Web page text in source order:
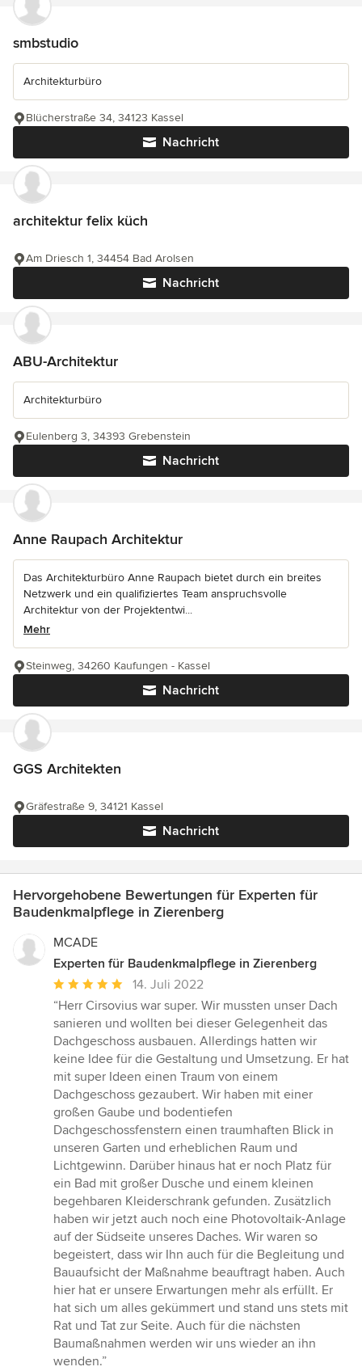
smbstudio
Architekturbüro
Nachricht
Blücherstraße 34, 34123 Kassel
architektur felix küch
Nachricht
Am Driesch 1, 34454 Bad Arolsen
ABU-Architektur
Architekturbüro
Nachricht
Eulenberg 3, 34393 Grebenstein
Anne Raupach Architektur
Das Architekturbüro Anne Raupach bietet durch ein breites
Netzwerk und ein qualifiziertes Team anspruchsvolle
Architektur von der Projektentwi...
Mehr
Nachricht
Steinweg, 34260 Kaufungen - Kassel
GGS Architekten
Nachricht
Gräfestraße 9, 34121 Kassel
Hervorgehobene Bewertungen für Experten für
Baudenkmalpflege in Zierenberg
MCADE
Experten für Baudenkmalpflege in Zierenberg
Durchschnittliche
Bewertung:
5
von
5
Sternen
14. Juli 2022
“Herr Cirsovius war super. Wir mussten unser Dach
sanieren und wollten bei dieser Gelegenheit das
Dachgeschoss ausbauen. Allerdings hatten wir
keine Idee für die Gestaltung und Umsetzung. Er hat
mit super Ideen einen Traum von einem
Dachgeschoss gezaubert. Wir haben mit einer
großen Gaube und bodentiefen
Dachgeschossfenstern einen traumhaften Blick in
unseren Garten und erheblichen Raum und
Lichtgewinn. Darüber hinaus hat er noch Platz für
ein Bad mit großer Dusche und einem kleinen
begehbaren Kleiderschrank gefunden. Zusätzlich
haben wir jetzt auch noch eine Photovoltaik-Anlage
auf der Südseite unseres Daches. Wir waren so
begeistert, dass wir Ihn auch für die Begleitung und
Bauaufsicht der Maßnahme beauftragt haben. Auch
hier hat er unsere Erwartungen mehr als erfüllt. Er
hat sich um alles gekümmert und stand uns stets mit
Rat und Tat zur Seite. Auch für die nächsten
Baumaßnahmen werden wir uns wieder an ihn
wenden.”